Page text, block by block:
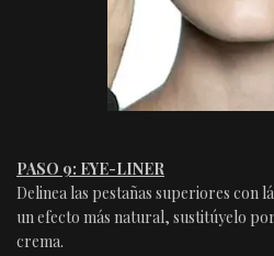
PASO 9: EYE-LINER
Delinea las pestañas superiores con
un efecto más natural, sustitúyelo
crema.